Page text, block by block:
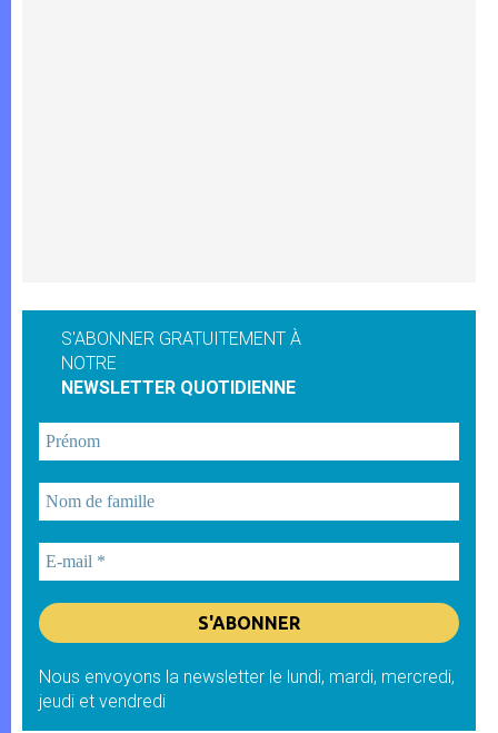
S'ABONNER GRATUITEMENT À
NOTRE
NEWSLETTER QUOTIDIENNE
Nous envoyons la newsletter le lundi, mardi, mercredi,
jeudi et vendredi